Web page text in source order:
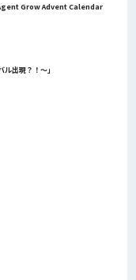
Agent Grow Advent Calendar
ル出現？！～」